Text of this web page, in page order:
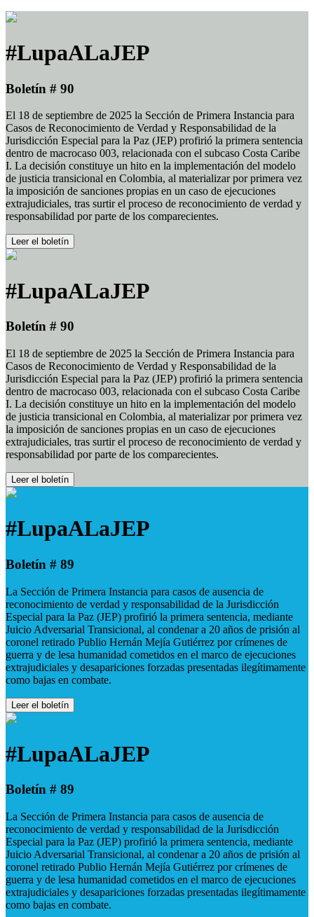
#LupaALaJEP
Boletín # 90
El 18 de septiembre de 2025 la Sección de Primera Instancia para
Casos de Reconocimiento de Verdad y Responsabilidad de la
Jurisdicción Especial para la Paz (JEP) profirió la primera sentencia
dentro de macrocaso 003, relacionada con el subcaso Costa Caribe
I. La decisión constituye un hito en la implementación del modelo
de justicia transicional en Colombia, al materializar por primera vez
la imposición de sanciones propias en un caso de ejecuciones
extrajudiciales, tras surtir el proceso de reconocimiento de verdad y
responsabilidad por parte de los comparecientes.
Leer el boletín
#LupaALaJEP
Boletín # 90
El 18 de septiembre de 2025 la Sección de Primera Instancia para
Casos de Reconocimiento de Verdad y Responsabilidad de la
Jurisdicción Especial para la Paz (JEP) profirió la primera sentencia
dentro de macrocaso 003, relacionada con el subcaso Costa Caribe
I. La decisión constituye un hito en la implementación del modelo
de justicia transicional en Colombia, al materializar por primera vez
la imposición de sanciones propias en un caso de ejecuciones
extrajudiciales, tras surtir el proceso de reconocimiento de verdad y
responsabilidad por parte de los comparecientes.
Leer el boletín
#LupaALaJEP
Boletín # 89
La Sección de Primera Instancia para casos de ausencia de
reconocimiento de verdad y responsabilidad de la Jurisdicción
Especial para la Paz (JEP) profirió la primera sentencia, mediante
Juicio Adversarial Transicional, al condenar a 20 años de prisión al
coronel retirado Publio Hernán Mejía Gutiérrez por crímenes de
guerra y de lesa humanidad cometidos en el marco de ejecuciones
extrajudiciales y desapariciones forzadas presentadas ilegítimamente
como bajas en combate.
Leer el boletín
#LupaALaJEP
Boletín # 89
La Sección de Primera Instancia para casos de ausencia de
reconocimiento de verdad y responsabilidad de la Jurisdicción
Especial para la Paz (JEP) profirió la primera sentencia, mediante
Juicio Adversarial Transicional, al condenar a 20 años de prisión al
coronel retirado Publio Hernán Mejía Gutiérrez por crímenes de
guerra y de lesa humanidad cometidos en el marco de ejecuciones
extrajudiciales y desapariciones forzadas presentadas ilegítimamente
como bajas en combate.